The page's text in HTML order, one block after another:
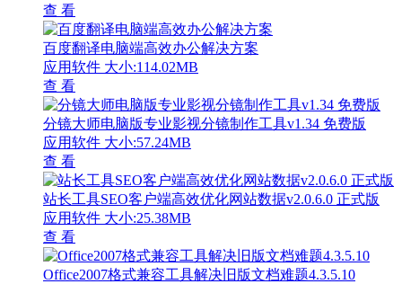
查 看
百度翻译电脑端高效办公解决方案
应用软件 大小:114.02MB
查 看
分镜大师电脑版专业影视分镜制作工具v1.34 免费版
应用软件 大小:57.24MB
查 看
站长工具SEO客户端高效优化网站数据v2.0.6.0 正式版
应用软件 大小:25.38MB
查 看
Office2007格式兼容工具解决旧版文档难题4.3.5.10